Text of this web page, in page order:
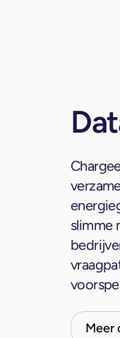
slimme
Meer